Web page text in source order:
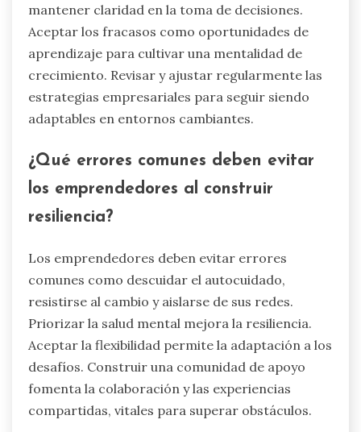
mantener claridad en la toma de decisiones.
Aceptar los fracasos como oportunidades de
aprendizaje para cultivar una mentalidad de
crecimiento. Revisar y ajustar regularmente las
estrategias empresariales para seguir siendo
adaptables en entornos cambiantes.
¿Qué errores comunes deben evitar
los emprendedores al construir
resiliencia?
Los emprendedores deben evitar errores
comunes como descuidar el autocuidado,
resistirse al cambio y aislarse de sus redes.
Priorizar la salud mental mejora la resiliencia.
Aceptar la flexibilidad permite la adaptación a los
desafíos. Construir una comunidad de apoyo
fomenta la colaboración y las experiencias
compartidas, vitales para superar obstáculos.